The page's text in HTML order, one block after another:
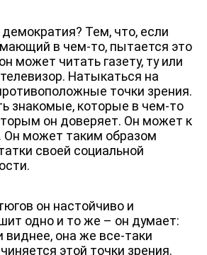
Тем, что, если
в чем-то, пытается это
может читать газету, ту или
Натыкаться на
точки зрения.
знакомые, которые в чем-то
он доверяет. Он может к
Он может таким образом
своей социальной
он настойчиво и
одно и то же – он думает:
виднее, она же все-таки
этой точки зрения.